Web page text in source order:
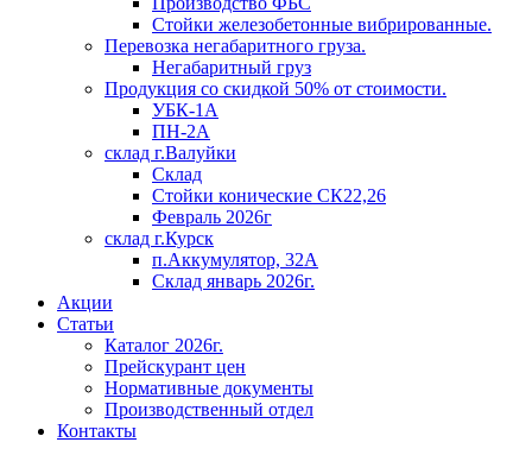
Стойки железобетонные вибрированные.
Перевозка негабаритного груза.
Негабаритный груз
Продукция со скидкой 50% от стоимости.
УБК-1А
ПН-2А
склад г.Валуйки
Склад
Стойки конические СК22,26
Февраль 2026г
склад г.Курск
п.Аккумулятор, 32А
Склад январь 2026г.
Акции
Статьи
Каталог 2026г.
Прейскурант цен
Нормативные документы
Производственный отдел
Контакты